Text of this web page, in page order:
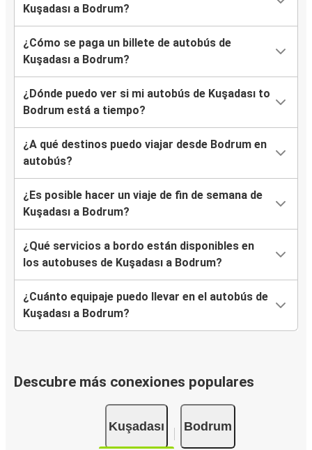
Kuşadası a Bodrum?
¿Cómo se paga un billete de autobús de
Kuşadası a Bodrum?
¿Dónde puedo ver si mi autobús de Kuşadası to
Bodrum está a tiempo?
¿A qué destinos puedo viajar desde Bodrum en
autobús?
¿Es posible hacer un viaje de fin de semana de
Kuşadası a Bodrum?
¿Qué servicios a bordo están disponibles en
los autobuses de Kuşadası a Bodrum?
¿Cuánto equipaje puedo llevar en el autobús de
Kuşadası a Bodrum?
Descubre más conexiones populares
Kuşadası Bodrum